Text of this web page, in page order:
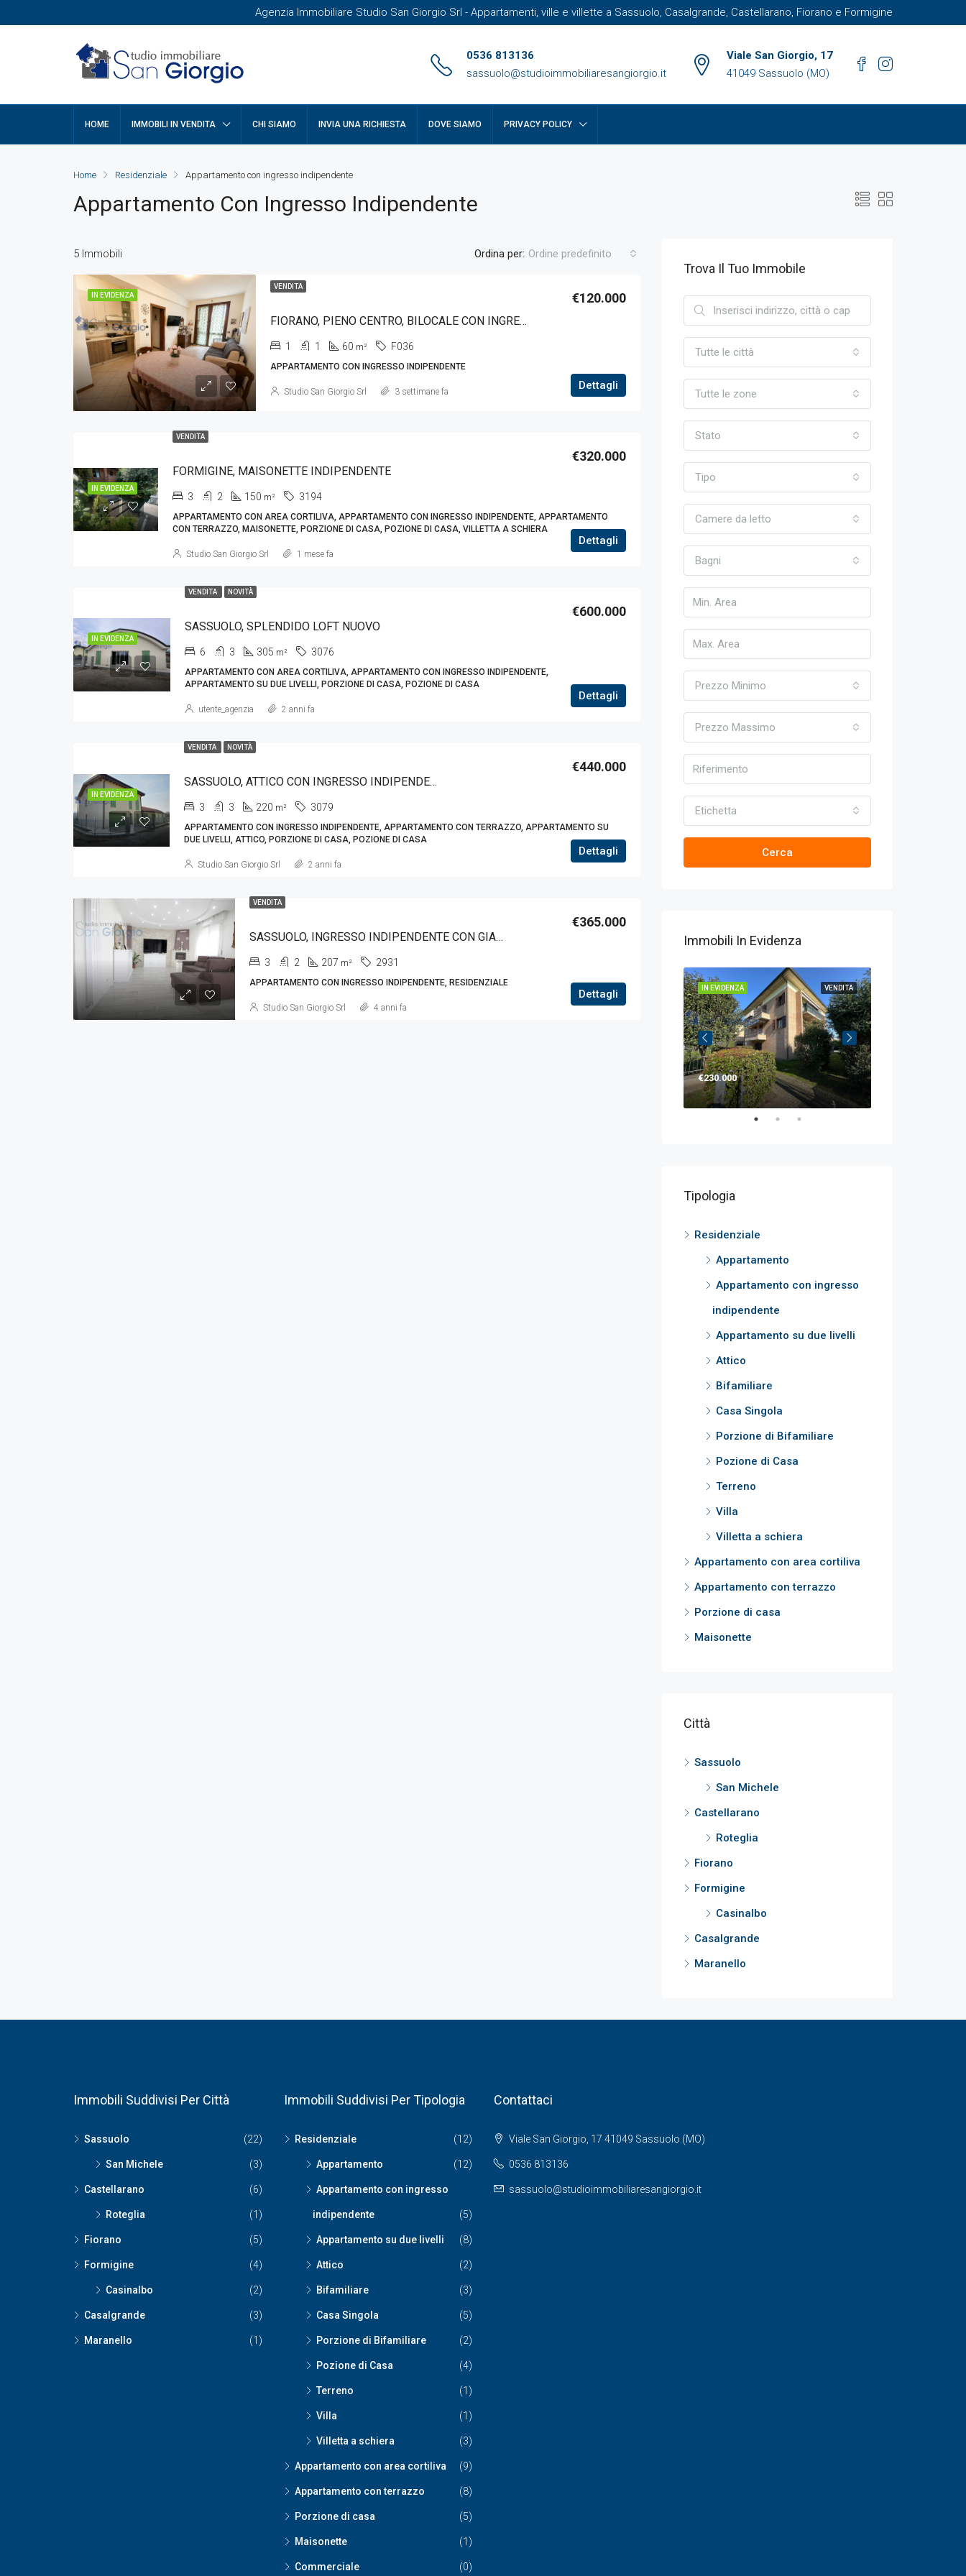
Agenzia Immobiliare Studio San Giorgio Srl - Appartamenti, ville e villette a Sassuolo, Casalgrande, Castellarano, Fiorano e Formigine
0536 813136
sassuolo@studioimmobiliaresangiorgio.it
Viale San Giorgio, 17
41049 Sassuolo (MO)
HOME IMMOBILI IN VENDITA CHI SIAMO INVIA UNA RICHIESTA DOVE SIAMO PRIVACY POLICY
Home Residenziale Appartamento con ingresso indipendente
Appartamento Con Ingresso Indipendente
5 Immobili Ordina per: Ordine predefinito
IN EVIDENZA
VENDITA
FIORANO, PIENO CENTRO, BILOCALE CON INGRESSO INDIPENDENTE
€120.000
1 1 60 m² F036
APPARTAMENTO CON INGRESSO INDIPENDENTE
Dettagli
Studio San Giorgio Srl 3 settimane fa
IN EVIDENZA
VENDITA
FORMIGINE, MAISONETTE INDIPENDENTE
€320.000
3 2 150 m² 3194
APPARTAMENTO CON AREA CORTILIVA, APPARTAMENTO CON INGRESSO INDIPENDENTE, APPARTAMENTO
CON TERRAZZO, MAISONETTE, PORZIONE DI CASA, POZIONE DI CASA, VILLETTA A SCHIERA
Dettagli
Studio San Giorgio Srl 1 mese fa
IN EVIDENZA
VENDITA NOVITÀ
SASSUOLO, SPLENDIDO LOFT NUOVO
€600.000
6 3 305 m² 3076
APPARTAMENTO CON AREA CORTILIVA, APPARTAMENTO CON INGRESSO INDIPENDENTE,
APPARTAMENTO SU DUE LIVELLI, PORZIONE DI CASA, POZIONE DI CASA
Dettagli
utente_agenzia 2 anni fa
IN EVIDENZA
VENDITA NOVITÀ
SASSUOLO, ATTICO CON INGRESSO INDIPENDENTE
€440.000
3 3 220 m² 3079
APPARTAMENTO CON INGRESSO INDIPENDENTE, APPARTAMENTO CON TERRAZZO, APPARTAMENTO SU
DUE LIVELLI, ATTICO, PORZIONE DI CASA, POZIONE DI CASA
Dettagli
Studio San Giorgio Srl 2 anni fa
VENDITA
SASSUOLO, INGRESSO INDIPENDENTE CON GIARDINO
€365.000
3 2 207 m² 2931
APPARTAMENTO CON INGRESSO INDIPENDENTE, RESIDENZIALE
Dettagli
Studio San Giorgio Srl 4 anni fa
Trova Il Tuo Immobile
Tutte le città
Tutte le zone
Stato
Tipo
Camere da letto
Bagni
Prezzo Minimo
Prezzo Massimo
Etichetta
Cerca
Immobili In Evidenza
VENDITA
IN EVIDENZA
€230.000
Tipologia
Residenziale
Appartamento
Appartamento con ingresso
indipendente
Appartamento su due livelli
Attico
Bifamiliare
Casa Singola
Porzione di Bifamiliare
Pozione di Casa
Terreno
Villa
Villetta a schiera
Appartamento con area cortiliva
Appartamento con terrazzo
Porzione di casa
Maisonette
Città
Sassuolo
San Michele
Castellarano
Roteglia
Fiorano
Formigine
Casinalbo
Casalgrande
Maranello
Immobili Suddivisi Per Città
Sassuolo (22)
San Michele (3)
Castellarano (6)
Roteglia (1)
Fiorano (5)
Formigine (4)
Casinalbo (2)
Casalgrande (3)
Maranello (1)
Immobili Suddivisi Per Tipologia
Residenziale (12)
Appartamento (12)
Appartamento con ingresso
indipendente (5)
Appartamento su due livelli (8)
Attico (2)
Bifamiliare (3)
Casa Singola (5)
Porzione di Bifamiliare (2)
Pozione di Casa (4)
Terreno (1)
Villa (1)
Villetta a schiera (3)
Appartamento con area cortiliva (9)
Appartamento con terrazzo (8)
Porzione di casa (5)
Maisonette (1)
Commerciale (0)
Contattaci
Viale San Giorgio, 17 41049 Sassuolo (MO)
0536 813136
sassuolo@studioimmobiliaresangiorgio.it